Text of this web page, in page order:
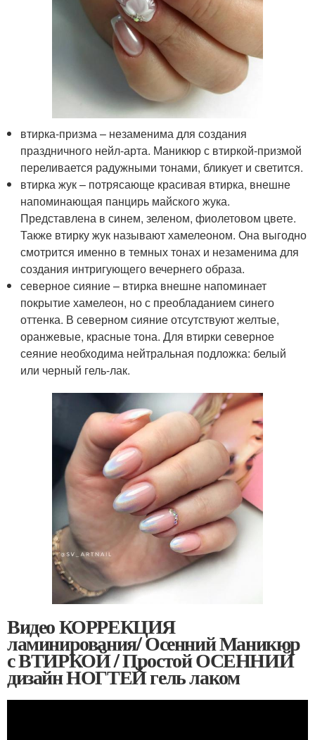
втирка-призма – незаменима для создания
праздничного нейл-арта. Маникюр с втиркой-призмой
переливается радужными тонами, бликует и светится.
втирка жук – потрясающе красивая втирка, внешне
напоминающая панцирь майского жука.
Представлена в синем, зеленом, фиолетовом цвете.
Также втирку жук называют хамелеоном. Она выгодно
смотрится именно в темных тонах и незаменима для
создания интригующего вечернего образа.
северное сияние – втирка внешне напоминает
покрытие хамелеон, но с преобладанием синего
оттенка. В северном сияние отсутствуют желтые,
оранжевые, красные тона. Для втирки северное
сеяние необходима нейтральная подложка: белый
или черный гель-лак.
Видео КОРРЕКЦИЯ
ламинирования/ Осенний Маникюр
с ВТИРКОЙ / Простой ОСЕННИЙ
дизайн НОГТЕЙ гель лаком